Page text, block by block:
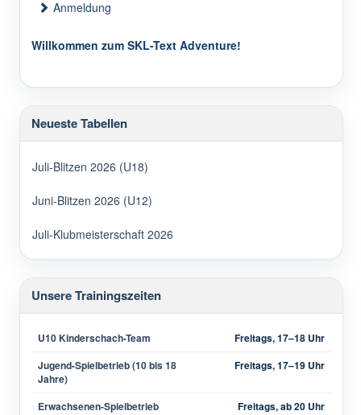
Anmeldung
Willkommen zum SKL-Text Adventure!
Neueste Tabellen
Juli-Blitzen 2026 (U18)
Juni-Blitzen 2026 (U12)
Juli-Klubmeisterschaft 2026
Unsere Trainingszeiten
U10 Kinderschach-Team
Freitags, 17–18 Uhr
Jugend-Spielbetrieb (10 bis 18
Jahre)
Freitags, 17–19 Uhr
Erwachsenen-Spielbetrieb
Freitags, ab 20 Uhr